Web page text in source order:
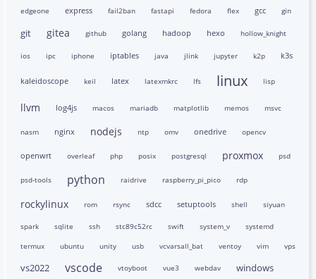
edgeone express fail2ban fastapi fedora flex gcc gin
git gitea github golang hadoop hexo hollow_knight
ios ipc iphone iptables java jlink jupyter k2p k3s
kaleidoscope keil latex latexmkrc lfs linux lisp
llvm log4js macos mariadb matplotlib memos msvc
nasm nginx nodejs ntp omv onedrive opencv
openwrt overleaf php posix postgresql proxmox psd
psd-tools python raidrive raspberry_pi_pico rdp
rockylinux rom rsync sdcc setuptools shell siyuan
spark sqlite ssh stc89c52rc swift system_v
systemd
termux
ubuntu unity usb vcvarsall_bat ventoy vim vps
vs2022 vscode vtoyboot vue3 webdav windows